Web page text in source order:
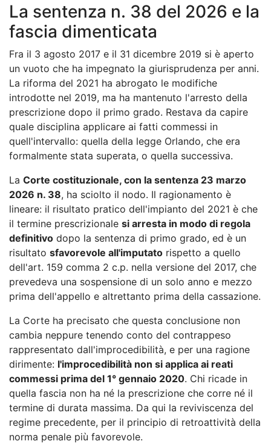
La sentenza n. 38 del 2026 e la
fascia dimenticata
Fra il 3 agosto 2017 e il 31 dicembre 2019 si è aperto
un vuoto che ha impegnato la giurisprudenza per anni.
La riforma del 2021 ha abrogato le modifiche
introdotte nel 2019, ma ha mantenuto l'arresto della
prescrizione dopo il primo grado. Restava da capire
quale disciplina applicare ai fatti commessi in
quell'intervallo: quella della legge Orlando, che era
formalmente stata superata, o quella successiva.
La Corte costituzionale, con la sentenza 23 marzo
2026 n. 38, ha sciolto il nodo. Il ragionamento è
lineare: il risultato pratico dell'impianto del 2021 è che
il termine prescrizionale si arresta in modo di regola
definitivo dopo la sentenza di primo grado, ed è un
risultato sfavorevole all'imputato rispetto a quello
dell'art. 159 comma 2 c.p. nella versione del 2017, che
prevedeva una sospensione di un solo anno e mezzo
prima dell'appello e altrettanto prima della cassazione.
La Corte ha precisato che questa conclusione non
cambia neppure tenendo conto del contrappeso
rappresentato dall'improcedibilità, e per una ragione
dirimente: l'improcedibilità non si applica ai reati
commessi prima del 1° gennaio 2020. Chi ricade in
quella fascia non ha né la prescrizione che corre né il
termine di durata massima. Da qui la reviviscenza del
regime precedente, per il principio di retroattività della
norma penale più favorevole.